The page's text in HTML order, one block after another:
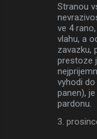
Stranou
ve 4
vlahu, a
zavazku,
prestoze
vyhodi
panen),
pardonu.
3.